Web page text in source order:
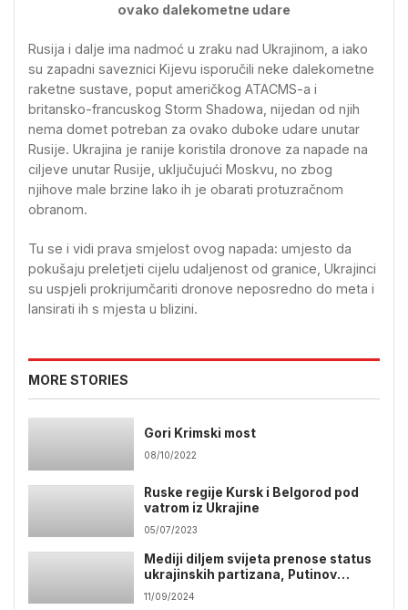
ovako dalekometne udare
Rusija i dalje ima nadmoć u zraku nad Ukrajinom, a iako
su zapadni saveznici Kijevu isporučili neke dalekometne
raketne sustave, poput američkog ATACMS-a i
britansko-francuskog Storm Shadowa, nijedan od njih
nema domet potreban za ovako duboke udare unutar
Rusije. Ukrajina je ranije koristila dronove za napade na
ciljeve unutar Rusije, uključujući Moskvu, no zbog
njihove male brzine lako ih je obarati protuzračnom
obranom.
Tu se i vidi prava smjelost ovog napada: umjesto da
pokušaju preletjeti cijelu udaljenost od granice, Ukrajinci
su uspjeli prokrijumčariti dronove neposredno do meta i
lansirati ih s mjesta u blizini.
MORE STORIES
Gori Krimski most
08/10/2022
Ruske regije Kursk i Belgorod pod
vatrom iz Ukrajine
05/07/2023
Mediji diljem svijeta prenose status
ukrajinskih partizana, Putinov
najdraži projekt u pogibelji?
11/09/2024